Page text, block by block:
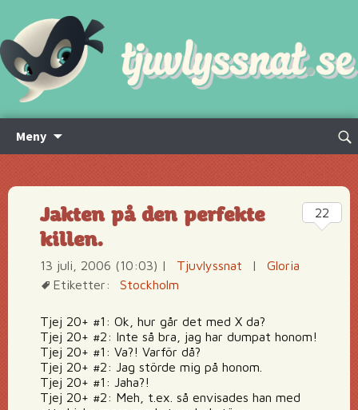
Meny
innehåll
Sök
Jakten på den perfekte
killen.
13 juli, 2006 (10:03) | Tjuvlyssnat |
Gloria
Etiketter:
Stockholm
Tjej 20+ #1: Ok, hur går det med X da?
Tjej 20+ #2: Inte så bra, jag har dumpat honom!
Tjej 20+ #1: Va?! Varför då?
Tjej 20+ #2: Jag störde mig på honom.
Tjej 20+ #1: Jaha?!
Tjej 20+ #2: Meh, t.ex. så envisades han med
22